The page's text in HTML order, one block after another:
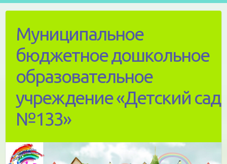
contentМуниципальное
бюджетное дошкольное
образовательное
учреждение «Детский сад
№133»